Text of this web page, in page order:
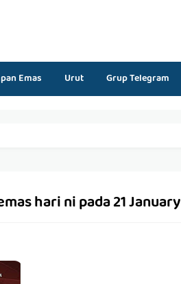
Emas Urut Grup Telegram
hari ni pada 21 January